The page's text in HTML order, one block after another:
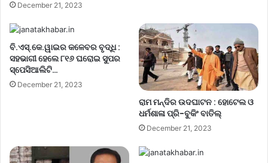
December 21, 2023
ବି.ଏସ୍.କେ.ୱାଇର କଳେବର ବୃଦ୍ଧି :
ସହଭାଗୀ ହେଲେ ୮୧୬ ଘରୋଇ ସୁପର
ସ୍ପେସିଆଲିଟି…
December 21, 2023
ରାମ ମନ୍ଦିର ଉଦଘାଟନ : ହୋଟେଲ ଓ
ଧର୍ମଶାଳା ପ୍ରି-ବୁକିଂ ବାତିଲ୍
December 21, 2023